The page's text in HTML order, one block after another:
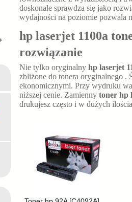
doskonale sprawdza się jako
wydajności na poziomie pozwala
hp laserjet 1100a
rozwiązanie
Nie tylko oryginalny hp laserjet
zbliżone do tonera oryginalnego .
ekonomicznymi. Przy wydruku
niższej cenie. Zamienny toner hp
drukujesz często i w dużych